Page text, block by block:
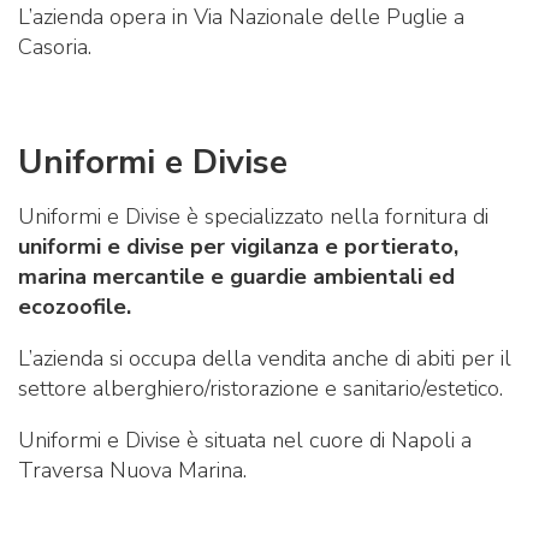
L’azienda opera in Via Nazionale delle Puglie a
Casoria.
Uniformi e Divise
Uniformi e Divise è specializzato nella fornitura di
uniformi e divise per vigilanza e portierato,
marina mercantile e guardie ambientali ed
ecozoofile.
L’azienda si occupa della vendita anche di abiti per il
settore alberghiero/ristorazione e sanitario/estetico.
Uniformi e Divise è situata nel cuore di Napoli a
Traversa Nuova Marina.